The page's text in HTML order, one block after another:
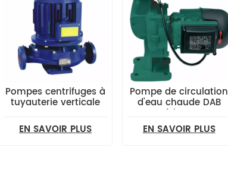
Pompes centrifuges à
tuyauterie verticale
EN SAVOIR PLUS
Pompe de circulation
d'eau chaude DAB
série KHI
EN SAVOIR PLUS